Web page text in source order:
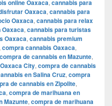
online Oaxaca, cannabis para
Oaxaca, cannabis para
Oaxaca, cannabis para relax
, cannabis para turistas
Oaxaca, cannabis premium
compra cannabis Oaxaca,
compra de cannabis en Mazunte,
City, compra de cannabis
en Salina Cruz, compra
de cannabis en Zipolite,
, compra de marihuana en
Mazunte, compra de marihuana